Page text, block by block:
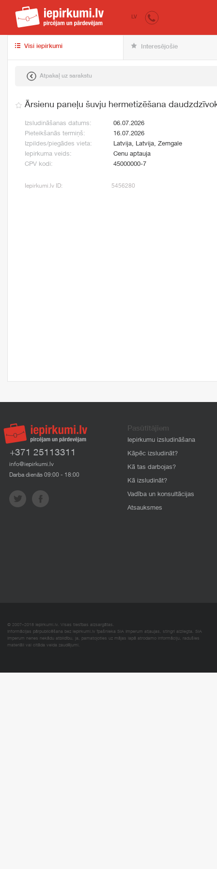
iepirkumi.lv
LV
Visi iepirkumi Interesējošie
Atpakaļ uz sarakstu
Ārsienu paneļu šuvju hermetizēšana
Izsludināšanas datums:
06.07.2026
Pieteikšanās termiņš:
16.07.2026
Izpildes/piegādes vieta:
Latvija, Latvija, Zemgale
Iepirkuma veids:
Cenu aptauja
CPV kodi:
45000000-7
Iepirkumi.lv ID: 5456280
+371 25113311
info@iepirkumi.lv
Darba dienās 09:00 - 18:00
Pasūtītājiem
Iepirkumu izsludināšana
Kāpēc izsludināt?
Kā tas darbojas?
Kā izsludināt?
Vadība un konsultācijas
Atsauksmes
© 2007–2018 Iepirkumi.lv. Visas tiesības aizsargātas.
Informācijas pārpublicēšana bez iepirkumi.lv īpašnieka SIA Imperum atļaujas, stingri aizliegta. SIA
Imperum nenes nekādu atbildību, ja, pamatojoties uz mājas lapā atrodamo informāciju, radušies
materiāli vai citāda veida zaudējumi.